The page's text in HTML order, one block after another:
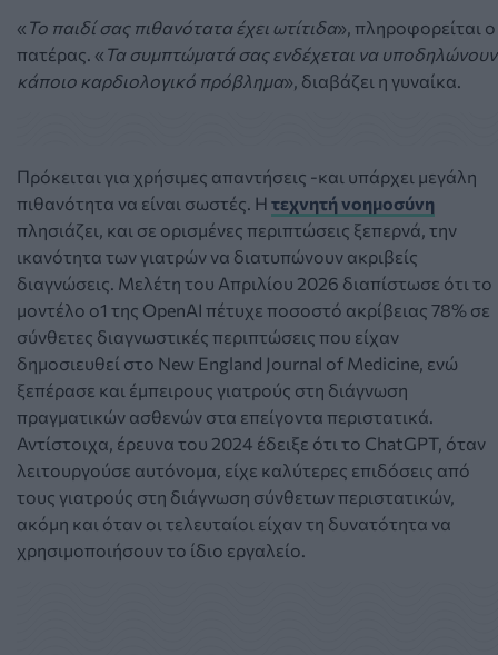
« Το παιδί σας πιθανότατα έχει ωτίτιδα», πληροφορείται ο
πατέρας. « Τα συμπτώματά σας ενδέχεται να υποδηλώνουν
κάποιο καρδιολογικό πρόβλημα», διαβάζει η γυναίκα.
Πρόκειται για χρήσιμες απαντήσεις -και υπάρχει μεγάλη
πιθανότητα να είναι σωστές. Η τεχνητή νοημοσύνη
πλησιάζει, και σε ορισμένες περιπτώσεις ξεπερνά, την
ικανότητα των γιατρών να διατυπώνουν ακριβείς
διαγνώσεις. Μελέτη του Απριλίου 2026 διαπίστωσε ότι το
μοντέλο o1 της OpenAI πέτυχε ποσοστό ακρίβειας 78% σε
σύνθετες διαγνωστικές περιπτώσεις που είχαν
δημοσιευθεί στο New England Journal of Medicine, ενώ
ξεπέρασε και έμπειρους γιατρούς στη διάγνωση
πραγματικών ασθενών στα επείγοντα περιστατικά.
Αντίστοιχα, έρευνα του 2024 έδειξε ότι το ChatGPT, όταν
λειτουργούσε αυτόνομα, είχε καλύτερες επιδόσεις από
τους γιατρούς στη διάγνωση σύνθετων περιστατικών,
ακόμη και όταν οι τελευταίοι είχαν τη δυνατότητα να
χρησιμοποιήσουν το ίδιο εργαλείο.